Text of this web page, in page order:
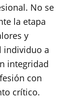
No se
la etapa
y
individuo a
integridad
con
crítico.